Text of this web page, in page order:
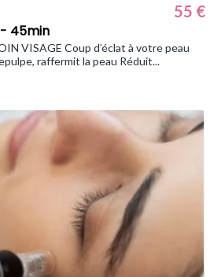
45min
55 €
VISAGE Coup d’éclat à votre peau
raffermit la peau Réduit...